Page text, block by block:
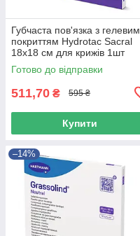
Губчаста пов'язка з гелевим
покриттям Hydrotac Sacral
18х18 см для крижів 1шт
Готово до відправки
511,70 ₴ 595 ₴
Купити
–14%